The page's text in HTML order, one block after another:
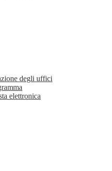
degli uffici
elettronica